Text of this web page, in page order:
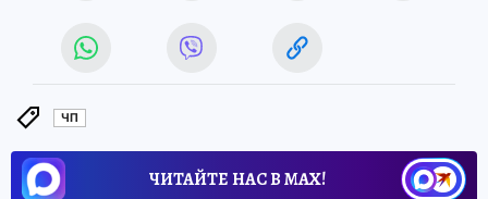
ЧП
ЧИТАЙТЕ НАС В МАХ!